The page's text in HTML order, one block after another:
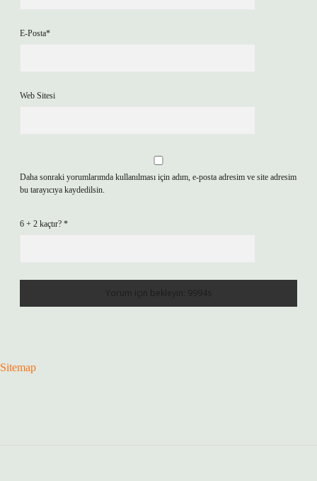
E-Posta*
Web Sitesi
Daha sonraki yorumlarımda kullanılması için adım, e-posta adresim ve site adresim
bu tarayıcıya kaydedilsin.
6 + 2 kaçtır? *
Sitemap